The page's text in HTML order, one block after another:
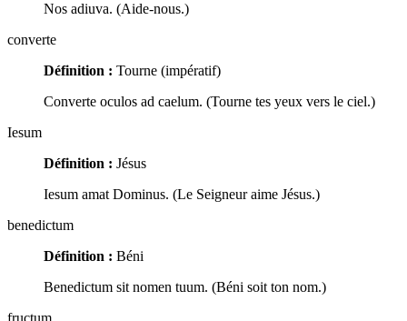
Nos adiuva. (Aide-nous.)
converte
Définition : Tourne (impératif)
Converte oculos ad caelum. (Tourne tes yeux vers le ciel.)
Iesum
Définition : Jésus
Iesum amat Dominus. (Le Seigneur aime Jésus.)
benedictum
Définition : Béni
Benedictum sit nomen tuum. (Béni soit ton nom.)